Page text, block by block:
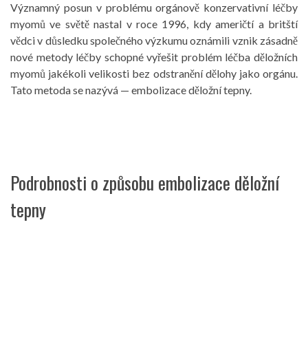
Významný posun v problému orgánově konzervativní léčby
myomů ve světě nastal v roce 1996, kdy američtí a britští
vědci v důsledku společného výzkumu oznámili vznik zásadně
nové metody léčby schopné vyřešit problém léčba děložních
myomů jakékoli velikosti bez odstranění dělohy jako orgánu.
Tato metoda se nazývá — embolizace děložní tepny.
Podrobnosti o způsobu embolizace děložní
tepny